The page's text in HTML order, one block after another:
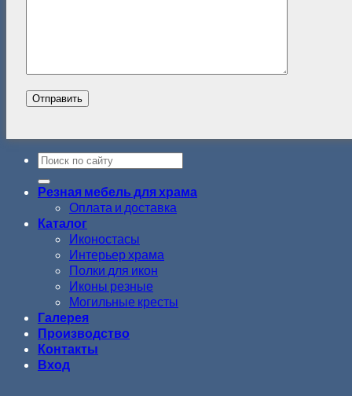
Резная мебель для храма
Оплата и доставка
Каталог
Иконостасы
Интерьер храма
Полки для икон
Иконы резные
Могильные кресты
Галерея
Производство
Контакты
Вход